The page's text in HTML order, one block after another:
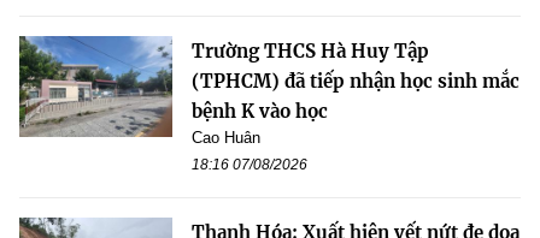
Trường THCS Hà Huy Tập
(TPHCM) đã tiếp nhận học sinh mắc
bệnh K vào học
Cao Huân
18:16 07/08/2026
Thanh Hóa: Xuất hiện vết nứt đe dọa